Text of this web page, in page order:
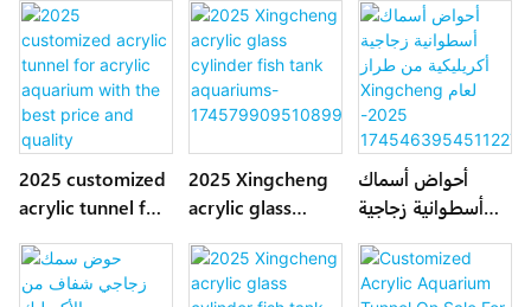
مربعة
2025 customized
acrylic tunnel for
with the best
price and quality
2025 Xingcheng
acrylic glass
aquariums-
174579909510899
أحواض أسماك
أسطوانية زجاجية
Xingcheng لعام
2025-